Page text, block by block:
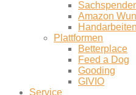
Amazon
Handarbeiten
Plattformen
Betterplace
Feed a Dog
Gooding
GIVIO
Service